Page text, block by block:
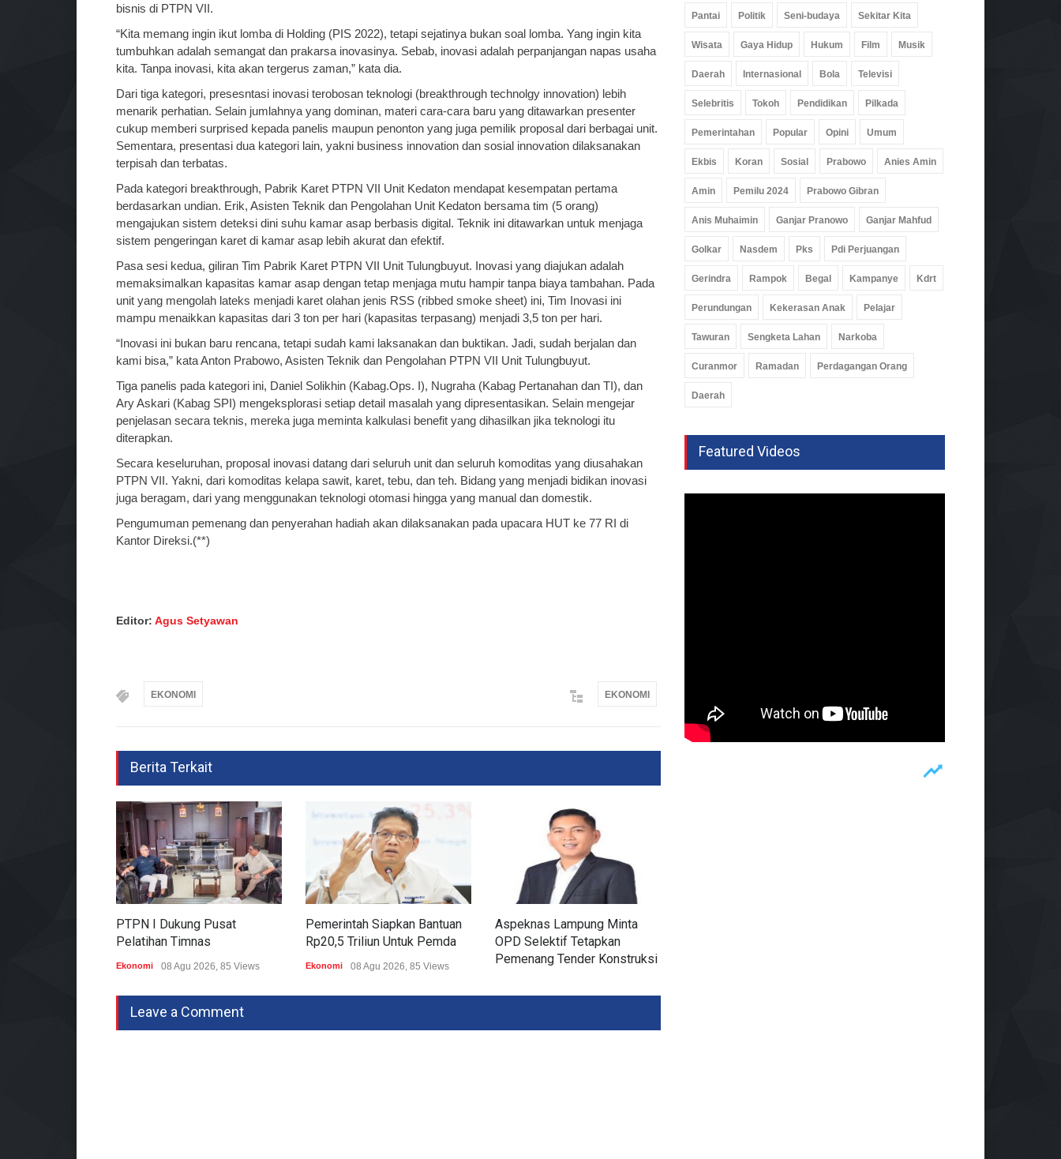
bisnis di PTPN VII.
“Kita memang ingin ikut lomba di Holding (PIS 2022), tetapi sejatinya bukan soal lomba. Yang ingin kita
tumbuhkan adalah semangat dan prakarsa inovasinya. Sebab, inovasi adalah perpanjangan napas usaha
kita. Tanpa inovasi, kita akan tergerus zaman,” kata dia.
Dari tiga kategori, presesntasi inovasi terobosan teknologi (breakthrough technolgy innovation) lebih
menarik perhatian. Selain jumlahnya yang dominan, materi cara-cara baru yang ditawarkan presenter
cukup memberi surprised kepada panelis maupun penonton yang juga pemilik proposal dari berbagai unit.
Sementara, presentasi dua kategori lain, yakni business innovation dan sosial innovation dilaksanakan
terpisah dan terbatas.
Pada kategori breakthrough, Pabrik Karet PTPN VII Unit Kedaton mendapat kesempatan pertama
berdasarkan undian. Erik, Asisten Teknik dan Pengolahan Unit Kedaton bersama tim (5 orang)
mengajukan sistem deteksi dini suhu kamar asap berbasis digital. Teknik ini ditawarkan untuk menjaga
sistem pengeringan karet di kamar asap lebih akurat dan efektif.
Pasa sesi kedua, giliran Tim Pabrik Karet PTPN VII Unit Tulungbuyut. Inovasi yang diajukan adalah
memaksimalkan kapasitas kamar asap dengan tetap menjaga mutu hampir tanpa biaya tambahan. Pada
unit yang mengolah lateks menjadi karet olahan jenis RSS (ribbed smoke sheet) ini, Tim Inovasi ini
mampu menaikkan kapasitas dari 3 ton per hari (kapasitas terpasang) menjadi 3,5 ton per hari.
“Inovasi ini bukan baru rencana, tetapi sudah kami laksanakan dan buktikan. Jadi, sudah berjalan dan
kami bisa,” kata Anton Prabowo, Asisten Teknik dan Pengolahan PTPN VII Unit Tulungbuyut.
Tiga panelis pada kategori ini, Daniel Solikhin (Kabag.Ops. I), Nugraha (Kabag Pertanahan dan TI), dan
Ary Askari (Kabag SPI) mengeksplorasi setiap detail masalah yang dipresentasikan. Selain mengejar
penjelasan secara teknis, mereka juga meminta kalkulasi benefit yang dihasilkan jika teknologi itu
diterapkan.
Secara keseluruhan, proposal inovasi datang dari seluruh unit dan seluruh komoditas yang diusahakan
PTPN VII. Yakni, dari komoditas kelapa sawit, karet, tebu, dan teh. Bidang yang menjadi bidikan inovasi
juga beragam, dari yang menggunakan teknologi otomasi hingga yang manual dan domestik.
Pengumuman pemenang dan penyerahan hadiah akan dilaksanakan pada upacara HUT ke 77 RI di
Kantor Direksi.(**)
Editor: Agus Setyawan
EKONOMI EKONOMI
Berita Terkait
PTPN I Dukung Pusat
Pelatihan Timnas
Ekonomi 08 Agu 2026, 85 Views
Pemerintah Siapkan Bantuan
Rp20,5 Triliun Untuk Pemda
Ekonomi 08 Agu 2026, 85 Views
Aspeknas Lampung Minta
OPD Selektif Tetapkan
Pemenang Tender Konstruksi
Leave a Comment
Pantai Politik Seni-budaya Sekitar Kita
Wisata Gaya Hidup Hukum Film Musik
Daerah Internasional Bola Televisi
Selebritis Tokoh Pendidikan Pilkada
Pemerintahan Popular Opini Umum
Ekbis Koran Sosial Prabowo Anies Amin
Amin Pemilu 2024 Prabowo Gibran
Anis Muhaimin Ganjar Pranowo Ganjar Mahfud
Golkar Nasdem Pks Pdi Perjuangan
Gerindra Rampok Begal Kampanye Kdrt
Perundungan Kekerasan Anak Pelajar
Tawuran Sengketa Lahan Narkoba
Curanmor Ramadan Perdagangan Orang
Daerah
Featured Videos